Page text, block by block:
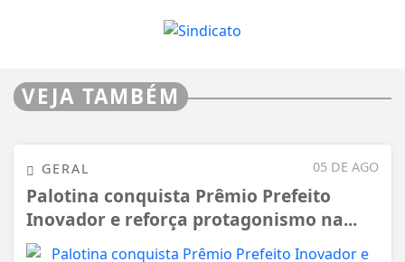
VEJA TAMBÉM
05 DE AGO
GERAL
Palotina conquista Prêmio Prefeito
Inovador e reforça protagonismo na...